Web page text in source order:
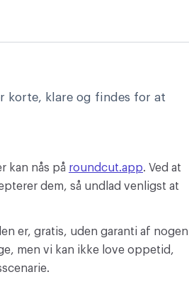
korte, klare og findes for at
kan nås på roundcut.app. Ved at
dem, så undlad venligst at
er, gratis, uden garanti af nogen
men vi kan ikke love oppetid,